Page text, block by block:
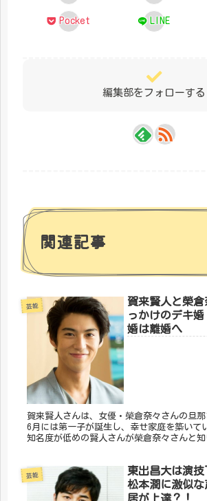
Pocket LINE
編集部をフォローする
関連記事
芸能
賀来賢人と榮
っかけのデキ
婚は離婚へ
賀来賢人さんは、女優・榮倉奈々さんの旦
6月には第一子が誕生し、幸せ家庭を築いて
知名度が低めの賢人さんが榮倉奈々さんと
芸能
東出昌大は演技
松本潤に激似
居が上達？！